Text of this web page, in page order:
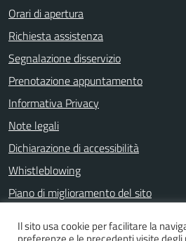
Orari di apertura
Richiesta assistenza
Segnalazione disservizio
Prenotazione appuntamento
Informativa Privacy
Note legali
Dichiarazione di accessibilità
Whistleblowing
Piano di miglioramento del sito
Il sito usa cookie per facilitare la